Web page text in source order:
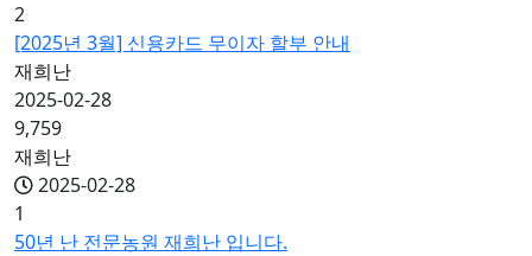
2
[2025년 3월] 신용카드 무이자 할부 안내
재희난
2025-02-28
9,759
재희난
2025-02-28
1
50년 난 전문농원 재희난 입니다.